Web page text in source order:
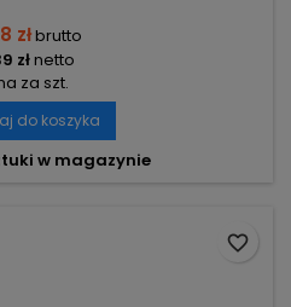
złbrutto
złnetto
za szt.
do koszyka
w magazynie
favorite_border